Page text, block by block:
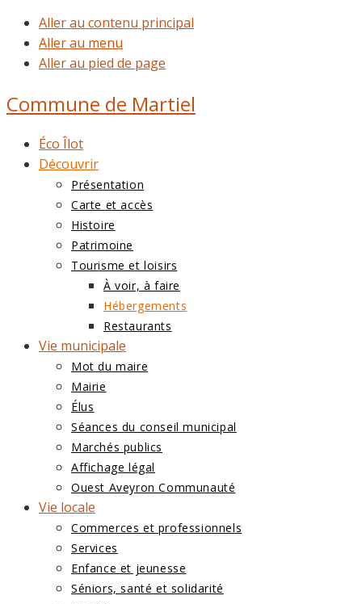
Aller au contenu principal
Aller au menu
Aller au pied de page
Commune de Martiel
Éco Îlot
Découvrir
Présentation
Carte et accès
Histoire
Patrimoine
Tourisme et loisirs
À voir, à faire
Hébergements
Restaurants
Vie municipale
Mot du maire
Mairie
Élus
Séances du conseil municipal
Marchés publics
Affichage légal
Ouest Aveyron Communauté
Vie locale
Commerces et professionnels
Services
Enfance et jeunesse
Séniors, santé et solidarité